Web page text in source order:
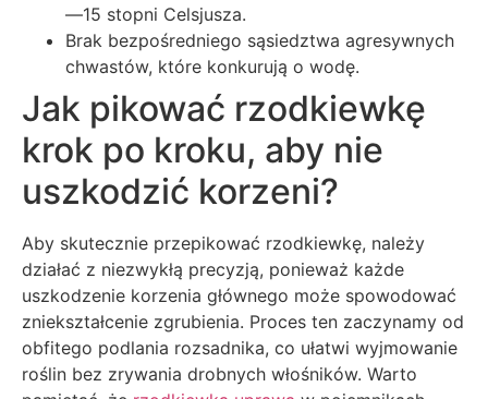
—15 stopni Celsjusza.
Brak bezpośredniego sąsiedztwa agresywnych
chwastów, które konkurują o wodę.
Jak pikować rzodkiewkę
krok po kroku, aby nie
uszkodzić korzeni?
Aby skutecznie przepikować rzodkiewkę, należy
działać z niezwykłą precyzją, ponieważ każde
uszkodzenie korzenia głównego może spowodować
zniekształcenie zgrubienia. Proces ten zaczynamy od
obfitego podlania rozsadnika, co ułatwi wyjmowanie
roślin bez zrywania drobnych włośników. Warto